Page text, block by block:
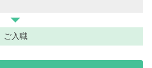
ご入職